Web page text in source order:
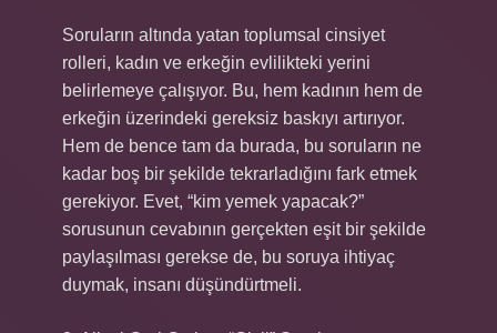
Soruların altında yatan toplumsal cinsiyet
rolleri, kadın ve erkeğin evlilikteki yerini
belirlemeye çalışıyor. Bu, hem kadının hem de
erkeğin üzerindeki gereksiz baskıyı artırıyor.
Hem de bence tam da burada, bu soruların ne
kadar boş bir şekilde tekrarladığını fark etmek
gerekiyor. Evet, “kim yemek yapacak?”
sorusunun cevabının gerçekten eşit bir şekilde
paylaşılması gerekse de, bu soruya ihtiyaç
duymak, insanı düşündürtmeli.